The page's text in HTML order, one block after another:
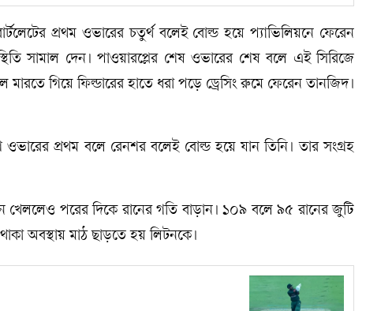
প্রথম ওভারের চতুর্থ বলেই বোল্ড হয়ে প্যাভিলিয়নে ফেরেন
সামাল দেন। পাওয়ারপ্লের শেষ ওভারের শেষ বলে এই সিরিজে
গিয়ে ফিল্ডারের হাতে ধরা পড়ে ড্রেসিং রুমে ফেরেন তানজিদ।
প্রথম বলে রেনশর বলেই বোল্ড হয়ে যান তিনি। তার সংগ্রহ
পরের দিকে রানের গতি বাড়ান। ১০৯ বলে ৯৫ রানের জুটি
অবস্থায় মাঠ ছাড়তে হয় লিটনকে।